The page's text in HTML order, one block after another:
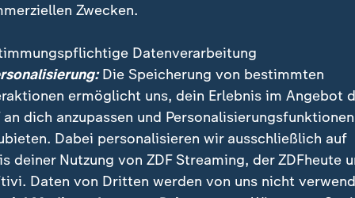
zu übernehmen. Undav und Kai Havertz
gefährlich wurde vor der obligatorischen
und Tabellen der WM 2026
WM im Liveblog
das Publikum - im sonst oft so lauten NFL-
kam kaum Stimmung auf.
Zwecken.
Datenverarbeitung
Die Speicherung von bestimmten
ermöglicht uns, dein Erlebnis im Angebot
an dich anzupassen und Personalisierungsfunktionen
Dabei personalisieren wir ausschließlich auf
deiner Nutzung von ZDF Streaming, der ZDFheute
Daten von Dritten werden von uns nicht